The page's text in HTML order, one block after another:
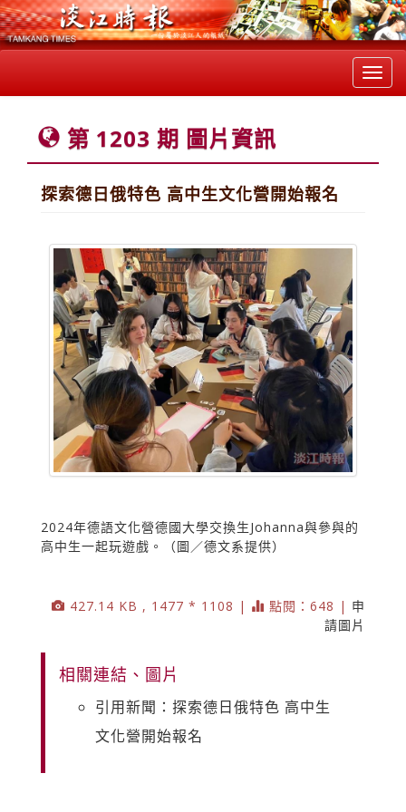
第 1203 期 圖片資訊
探索德日俄特色 高中生文化營開始報名
2024年德語文化營德國大學交換生Johanna與參與的
高中生一起玩遊戲。（圖／德文系提供）
427.14 KB , 1477 * 1108 | 點閱：648 | 申
請圖片
相關連結、圖片
引用新聞：探索德日俄特色 高中生
文化營開始報名